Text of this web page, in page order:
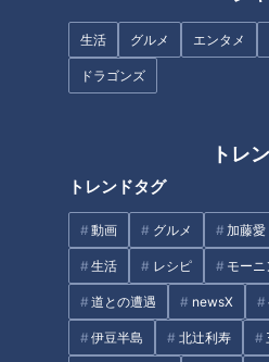
生活 グルメ エンタメ
ドラゴンズ
トレ
トレンドタグ
動画 グルメ 加藤愛
生活 レシピ モーニ
道との遭遇 newsX
伊豆半島 北辻利寿
「太田×石井のデララバトーク
ライブ」の第4弾が開催決定！
フランス人は菓子店「シャトレ
ーゼ」の店名に顔を赤らめる？
町
タグ